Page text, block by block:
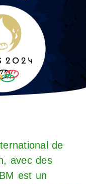
de
avec des
est un